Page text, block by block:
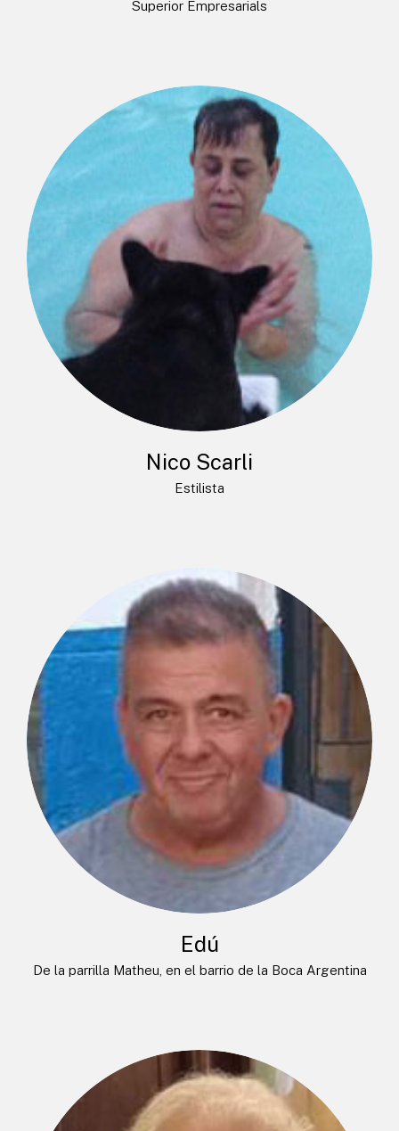
Superior Empresarials
Nico Scarli
Estilista
Edú
De la parrilla Matheu, en el barrio de la Boca Argentina